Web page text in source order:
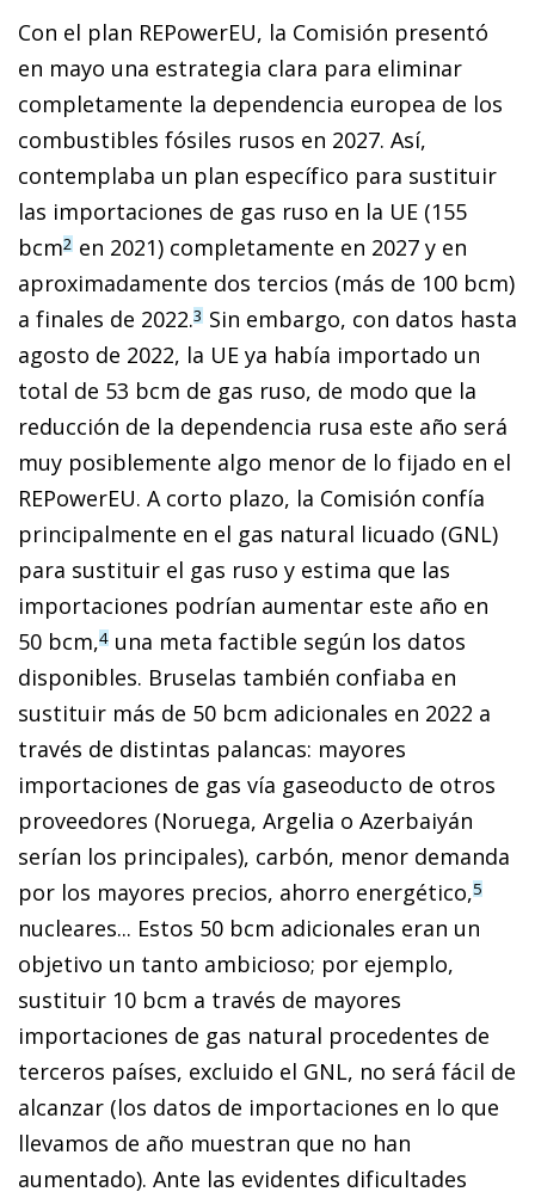
Con el plan REPowerEU, la Comisión presentó
en mayo una estrategia clara para eliminar
completamente la dependencia europea de los
combustibles fósiles rusos en 2027. Así,
contemplaba un plan específico para sustituir
las importaciones de gas ruso en la UE (155
bcm2 en 2021) completamente en 2027 y en
aproximadamente dos tercios (más de 100 bcm)
a finales de 2022.3 Sin embargo, con datos hasta
agosto de 2022, la UE ya había importado un
total de 53 bcm de gas ruso, de modo que la
reducción de la dependencia rusa este año será
muy posiblemente algo menor de lo fijado en el
REPowerEU. A corto plazo, la Comisión confía
principalmente en el gas natural licuado (GNL)
para sustituir el gas ruso y estima que las
importaciones podrían aumentar este año en
50 bcm,4 una meta factible según los datos
disponibles. Bruselas también confiaba en
sustituir más de 50 bcm adicionales en 2022 a
través de distintas palancas: mayores
importaciones de gas vía gaseoducto de otros
proveedores (Noruega, Argelia o Azerbaiyán
serían los principales), carbón, menor demanda
por los mayores precios, ahorro energético,5
nucleares... Estos 50 bcm adicionales eran un
objetivo un tanto ambicioso; por ejemplo,
sustituir 10 bcm a través de mayores
importaciones de gas natural procedentes de
terceros países, excluido el GNL, no será fácil de
alcanzar (los datos de importaciones en lo que
llevamos de año muestran que no han
aumentado). Ante las evidentes dificultades